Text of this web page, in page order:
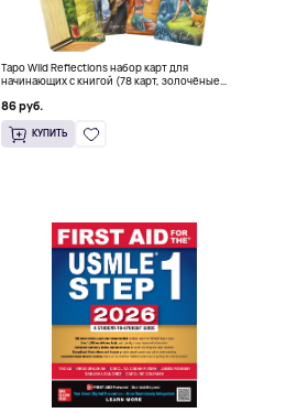
Таро Wild Reflections набор карт для
начинающих с книгой (78 карт, золочёные
86 руб.
КУПИТЬ